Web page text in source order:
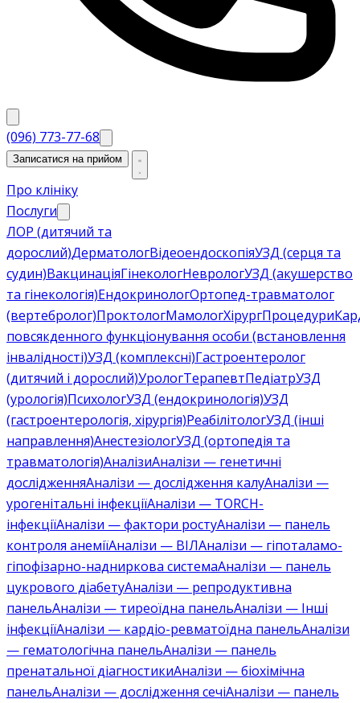
(096) 773-77-68
Записатися на прийом
Про клініку
Послуги
ЛОР (дитячий та
дорослий)ДерматологВідеоендоскопіяУЗД (серця та
судин)ВакцинаціяГінекологНеврологУЗД (акушерство
та гінекологія)ЕндокринологОртопед-травматолог
(вертебролог)ПроктологМамологХірургПроцедури
повсякденного функціонування особи (встановлення
інвалідності)УЗД (комплексні)Гастроентеролог
(дитячий і дорослий)УрологТерапевтПедіатрУЗД
(урологія)ПсихологУЗД (ендокринологія)УЗД
(гастроентерологія, хірургія)РеабілітологУЗД (інші
направлення)АнестезіологУЗД (ортопедія та
травматологія)АналізиАналізи — генетичні
дослідженняАналізи — дослідження калуАналізи —
урогенітальні інфекціїАналізи — TORCH-
інфекціїАналізи — фактори ростуАналізи — панель
контроля анеміїАналізи — ВІЛАналізи — гіпоталамо-
гіпофізарно-надниркова системаАналізи — панель
цукрового діабетуАналізи — репродуктивна
панельАналізи — тиреоїдна панельАналізи — Інші
інфекціїАналізи — кардіо-ревматоїдна панельАналізи
— гематологічна панельАналізи — панель
пренатальної діагностикиАналізи — біохімічна
панельАналізи — дослідження сечіАналізи — панель